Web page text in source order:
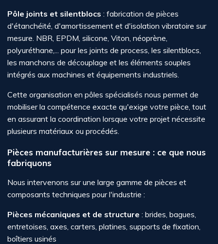
Pôle joints et silentblocs : fabrication de pièces
d'étanchéité, d'amortissement et d'isolation vibratoire sur
mesure. NBR, EPDM, silicone, Viton, néoprène,
polyuréthane,... pour les joints de process, les silentblocs,
les manchons de découplage et les éléments souples
intégrés aux machines et équipements industriels.
Cette organisation en pôles spécialisés nous permet de
mobiliser la compétence exacte qu'exige votre pièce, tout
en assurant la coordination lorsque votre projet nécessite
plusieurs matériaux ou procédés.
Pièces manufacturières sur mesure : ce que nous
fabriquons
Nous intervenons sur une large gamme de pièces et
composants techniques pour l'industrie :
Pièces mécaniques et de structure : brides, bagues,
entretoises, axes, carters, platines, supports de fixation,
boîtiers usinés